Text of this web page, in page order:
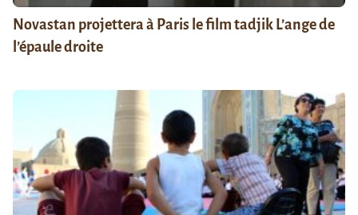
Novastan projettera à Paris le film tadjik L’ange de
l’épaule droite